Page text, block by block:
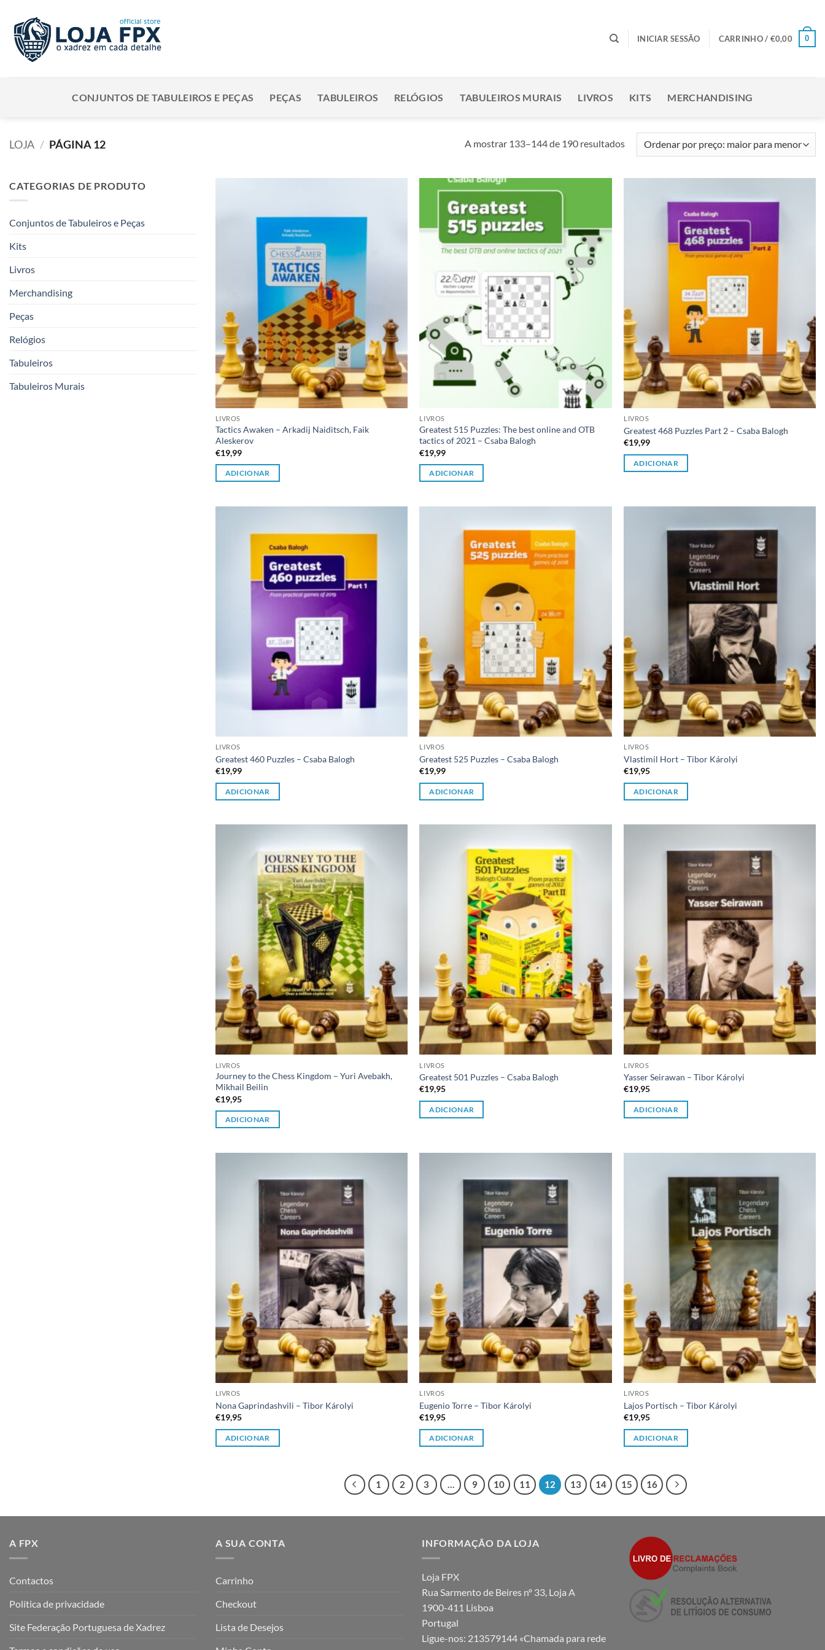
content
INICIAR SESSÃO CARRINHO / €0,00 0
CONJUNTOS DE TABULEIROS E PEÇAS PEÇAS TABULEIROS RELÓGIOS TABULEIROS MURAIS LIVROS KITS MERCHANDISING
LOJA / PÁGINA 12 A mostrar 133–144 de 190 resultadosOrdenado
por
CATEGORIAS DE PRODUTO
Conjuntos de Tabuleiros e Peças
Kits
Livros
Merchandising
Peças
Relógios
Tabuleiros
Tabuleiros Murais
LIVROS
Tactics Awaken – Arkadij Naiditsch, Faik
Aleskerov
€19,99
ADICIONAR
desejos
LIVROS
Greatest 515 Puzzles: The best online and OTB
tactics of 2021 – Csaba Balogh
€19,99
ADICIONAR
LIVROS
Greatest 468 Puzzles Part 2 – Csaba Balogh
€19,99
ADICIONAR
LIVROS
Greatest 460 Puzzles – Csaba Balogh
€19,99
ADICIONAR
à lista de
LIVROS
Greatest 525 Puzzles – Csaba Balogh
€19,99
ADICIONAR
LIVROS
Vlastimil Hort – Tibor Károlyi
€19,95
ADICIONAR
LIVROS
Journey to the Chess Kingdom – Yuri Avebakh,
Mikhail Beilin
€19,95
ADICIONAR
LIVROS
Greatest 501 Puzzles – Csaba Balogh
€19,95
ADICIONAR
LIVROS
Yasser Seirawan – Tibor Károlyi
€19,95
ADICIONAR
LIVROS
Nona Gaprindashvili – Tibor Károlyi
€19,95
ADICIONAR
LIVROS
Eugenio Torre – Tibor Károlyi
€19,95
ADICIONAR
LIVROS
Lajos Portisch – Tibor Károlyi
€19,95
ADICIONAR
1 2 3 9 10 11 12 13 14 15 16
A FPX
Contactos
Política de privacidade
Site Federação Portuguesa de Xadrez
A SUA CONTA
Carrinho
Checkout
Lista de Desejos
INFORMAÇÃO DA LOJA
Loja FPX
Rua Sarmento de Beires nº 33, Loja A
1900-411 Lisboa
Portugal
Ligue-nos: 213579144 «Chamada para rede